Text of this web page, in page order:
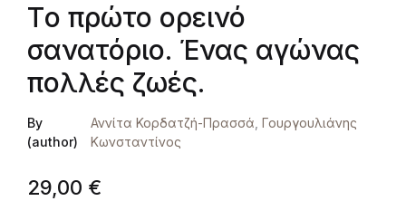
Tο πρώτο ορεινό
σανατόριο. Ένας αγώνας
πολλές ζωές.
By
(author)
Αννίτα Κορδατζή-Πρασσά Γουργουλιάνης
Κωνσταντίνος
29,00 €